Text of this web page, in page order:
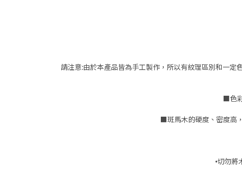
請注意:由於本產品皆為手工製作，所以有紋理區別和一定
■色
■斑馬木的硬度、密度高
•切勿將